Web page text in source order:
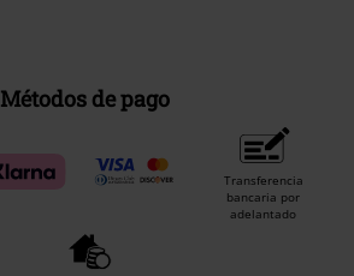
Métodos de pago
Transferencia
bancaria por
adelantado